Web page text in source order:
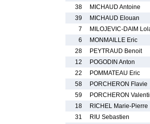
38
MICHAUD Antoine
39
MICHAUD Elouan
7
MILOJEVIC-DAIM
6
MONMAILLE Eric
28
PEYTRAUD Benoit
12
POGODIN Anton
22
POMMATEAU Eric
58
PORCHERON Flavie
59
PORCHERON
18
RICHEL Marie-Pierre
31
RIU Sebastien